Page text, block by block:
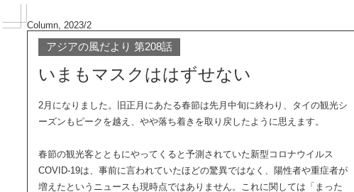
Column, 2023/2
アジアの風だより 第208話
いまもマスクははずせない
2月になりました。旧正月にあたる春節は先月中旬に終わり、タイの観光シ
ーズンもピークを越え、やや落ち着きを取り戻したように思えます。
春節の観光客とともにやってくると予測されていた新型コロナウイルス
COVID-19は、事前に言われていたほどの驚異ではなく、陽性者や重症者が
増えたというニュースも現時点ではありません。これに関しては「まった